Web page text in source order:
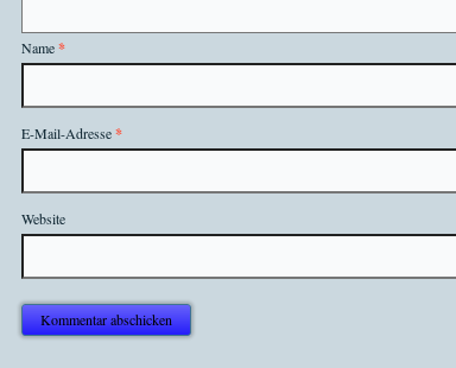
Name*
E-Mail-Adresse*
Website